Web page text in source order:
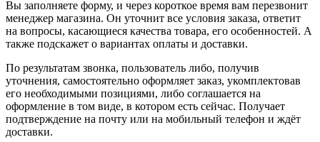
Вы заполняете форму, и через короткое время вам перезвонит
менеджер магазина. Он уточнит все условия заказа, ответит
на вопросы, касающиеся качества товара, его особенностей. А
также подскажет о вариантах оплаты и доставки.
По результатам звонка, пользователь либо, получив
уточнения, самостоятельно оформляет заказ, укомплектовав
его необходимыми позициями, либо соглашается на
оформление в том виде, в котором есть сейчас. Получает
подтверждение на почту или на мобильный телефон и ждёт
доставки.